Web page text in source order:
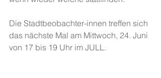
Die Stadtbeobachter-innen treffen sich
das nächste Mal am Mittwoch, 24. Juni
von 17 bis 19 Uhr im JULL.